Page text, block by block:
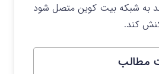
به شبکه بیت کوین متصل شود
کند.
مطالب